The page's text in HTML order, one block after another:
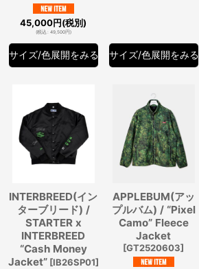
45,000円(税別)
(税込: 49,500円)
サイズ/色展開をみる サイズ/色展開をみる
INTERBREED(イン
ターブリード) /
STARTER x
INTERBREED
“Cash Money
Jacket” [IB26SP01]
APPLEBUM(アッ
プルバム) / “Pixel
Camo” Fleece
Jacket
[GT2520603]